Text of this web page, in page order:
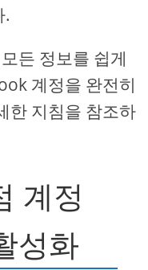
.
든 정보를 쉽게
계정을 완전히
한 지침을 참조하
계정
성화